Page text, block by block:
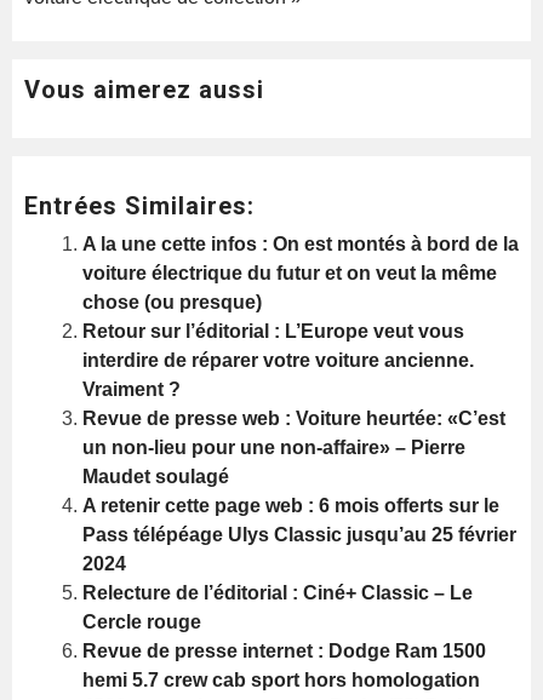
Vous aimerez aussi
Entrées Similaires:
A la une cette infos : On est montés à bord de la
voiture électrique du futur et on veut la même
chose (ou presque)
Retour sur l’éditorial : L’Europe veut vous
interdire de réparer votre voiture ancienne.
Vraiment ?
Revue de presse web : Voiture heurtée: «C’est
un non-lieu pour une non-affaire» – Pierre
Maudet soulagé
A retenir cette page web : 6 mois offerts sur le
Pass télépéage Ulys Classic jusqu’au 25 février
2024
Relecture de l’éditorial : Ciné+ Classic – Le
Cercle rouge
Revue de presse internet : Dodge Ram 1500
hemi 5.7 crew cab sport hors homologation